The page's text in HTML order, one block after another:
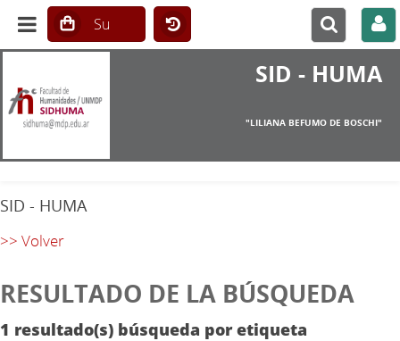
SID - HUMA
"LILIANA BEFUMO DE BOSCHI"
SID - HUMA
>> Volver
RESULTADO DE LA BÚSQUEDA
1 resultado(s) búsqueda por etiqueta